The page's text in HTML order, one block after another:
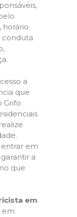
horário
conduta
a
que
Grifo
entrar em
a
que
em
em